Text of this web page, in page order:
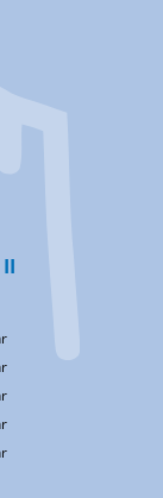
bis 12:00 Uhr
bis 12:00 Uhr
bis 12:00 Uhr
bis 12:00 Uhr